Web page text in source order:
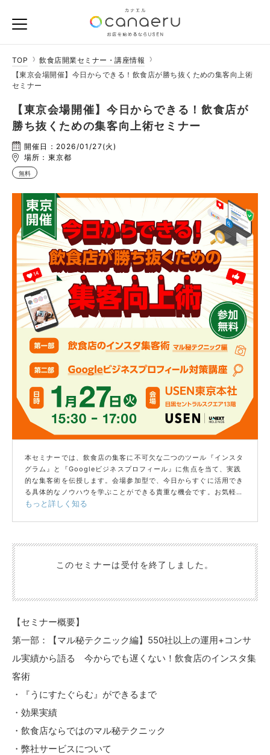
TOP
飲食店開業セミナー・講座情報
【東京会場開催】今日からできる！飲食店が勝ち抜くための集客向上術
セミナー
【東京会場開催】今日からできる！飲食店が
勝ち抜くための集客向上術セミナー
開催日：2026/01/27(火)
場所：東京都
無料
本セミナーでは、飲食店の集客に不可欠な二つのツール『インスタ
グラム』と『Googleビジネスプロフィール』に焦点を当て、実践
的な集客術を伝授します。会場参加型で、今日からすぐに活用でき
る具体的なノウハウを学ぶことができる貴重な機会です。お気軽に
ご参加お待ちしております。
もっと詳しく知る
このセミナーは受付を終了しました。
【セミナー概要】
第一部：【マル秘テクニック編】550社以上の運用+コンサ
ル実績から語る 今からでも遅くない！飲食店のインスタ集
客術
・『うにすたぐらむ』ができるまで
・効果実績
・飲食店ならではのマル秘テクニック
・弊社サービスについて